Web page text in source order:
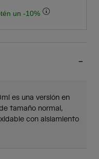
un -10%
es una versión en
tamaño normal,
con aislamiento